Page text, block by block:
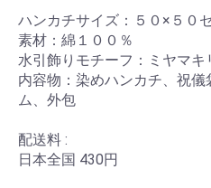
ハンカチサイズ：５０×５
素材：綿１００％
水引飾りモチーフ：ミヤマキ
内容物：染めハンカチ、祝
ム、外包
配送料 :
日本全国 430円